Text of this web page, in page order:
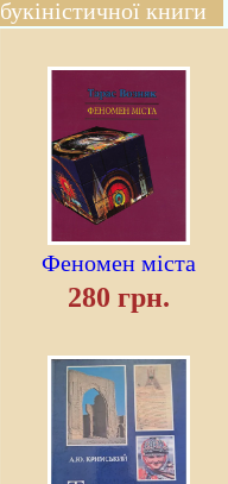
букіністичної книги
Феномен міста
280 грн.